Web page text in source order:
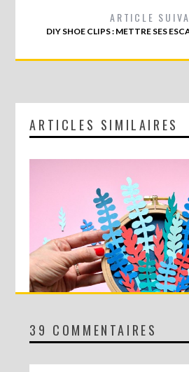
ARTICLE
DIY SHOE CLIPS : METTRE SES
ARTICLES SIMILAIRES
DIY MA FORÊT DE
39 COMMENTAIRES